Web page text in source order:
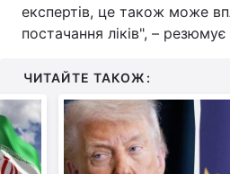
експертів, це також може
постачання ліків", –
ЧИТАЙТЕ ТАКОЖ: